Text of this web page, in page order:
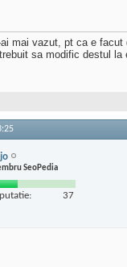
mai vazut, pt ca e
sa modific destul
SeoPedia
37